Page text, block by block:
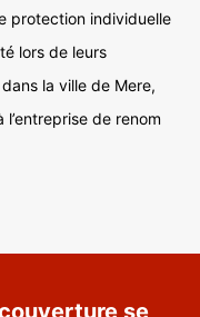
protection individuelle
lors de leurs
la ville de Mere,
de renom
se